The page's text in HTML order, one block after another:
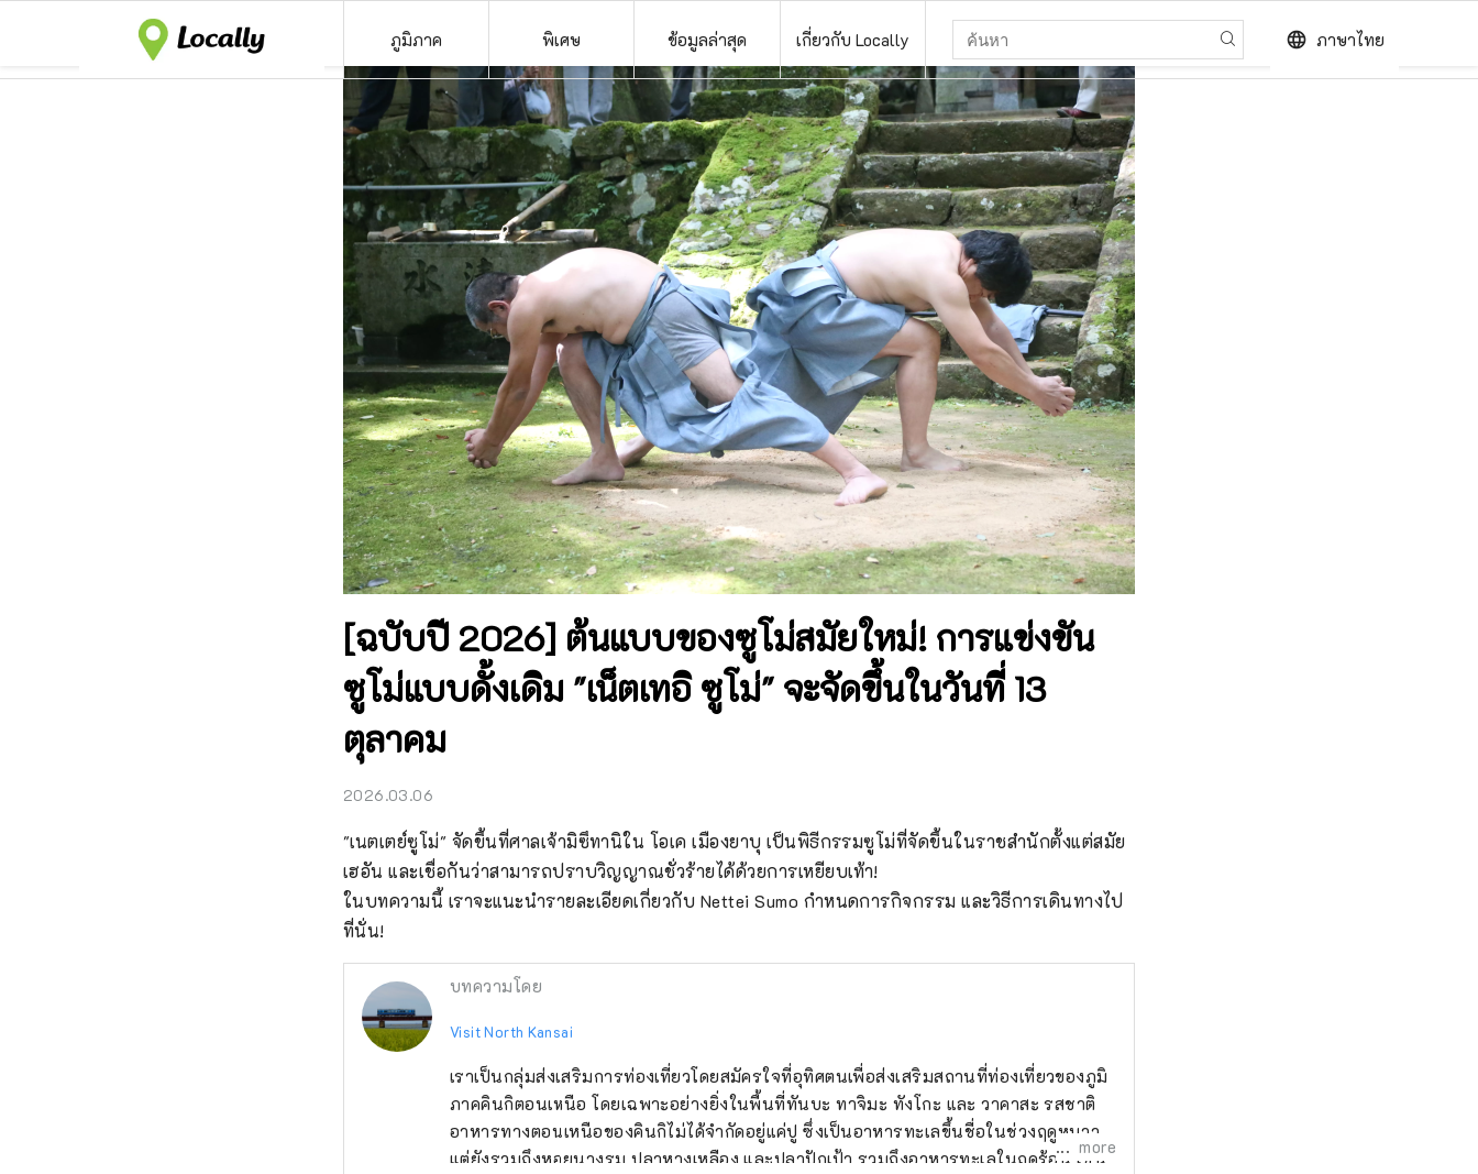
ภูมิภาค พิเศษ ข้อมูลล่าสุด เกี่ยวกับ Locally language ภาษาไทย
[ฉบับปี 2026] ต้นแบบของซูโม่สมัยใหม่! การแข่งขัน
ซูโม่แบบดั้งเดิม "เน็ตเทอิ ซูโม่" จะจัดขึ้นในวันที่ 13
ตุลาคม
2026.03.06
"เนตเตย์ซูโม่" จัดขึ้นที่ศาลเจ้ามิซึทานิใน โอเค เมืองยาบุ เป็นพิธีกรรมซูโม่ที่จัดขึ้นในราชสำนักตั้งแต่สมัย
เฮอัน และเชื่อกันว่าสามารถปราบวิญญาณชั่วร้ายได้ด้วยการเหยียบเท้า!
ในบทความนี้ เราจะแนะนำรายละเอียดเกี่ยวกับ Nettei Sumo กำหนดการกิจกรรม และวิธีการเดินทางไป
ที่นั่น!
บทความโดย
Visit North Kansai
เราเป็นกลุ่มส่งเสริมการท่องเที่ยวโดยสมัครใจที่อุทิศตนเพื่อส่งเสริมสถานที่ท่องเที่ยวของภูมิ
ภาคคินกิตอนเหนือ โดยเฉพาะอย่างยิ่งในพื้นที่ทันบะ ทาจิมะ ทังโกะ และ วาคาสะ รสชาติ
อาหารทางตอนเหนือของคินกิไม่ได้จำกัดอยู่แค่ปู ซึ่งเป็นอาหารทะเลขึ้นชื่อในช่วงฤดูหนาว
แต่ยังรวมถึงหอยนางรม ปลาหางเหลือง และปลาปักเป้า รวมถึงอาหารทะเลในฤดูร้อน เช่น
more